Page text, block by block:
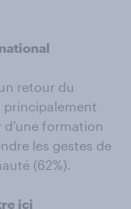
retour du
principalement
formation
les gestes de
(62%).
ici